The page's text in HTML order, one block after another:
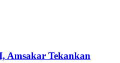
Amsakar Tekankan